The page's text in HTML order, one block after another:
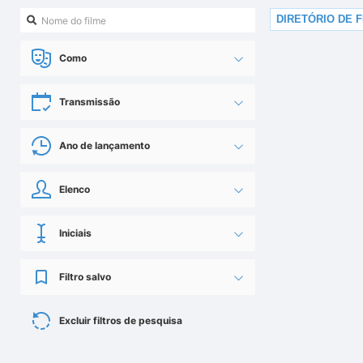
Como
Transmissão
Ano de lançamento
Elenco
Iniciais
Filtro salvo
Excluir filtros de pesquisa
DIRETÓRIO DE